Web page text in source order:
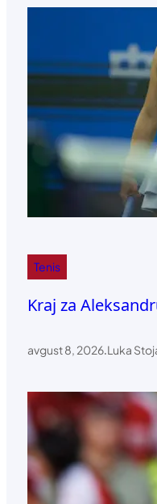
Tenis
Kraj za
avgust 8, 2026.Luka